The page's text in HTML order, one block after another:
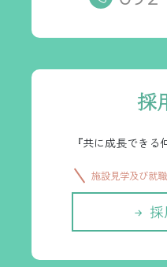
採
『共に成長できる
施設見学及び就